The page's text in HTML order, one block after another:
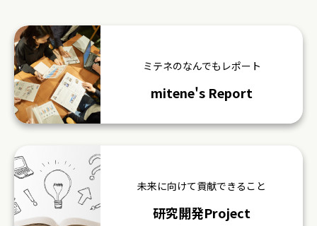
ミテネのなんでもレポート
mitene's Report
未来に向けて貢献できること
研究開発Project